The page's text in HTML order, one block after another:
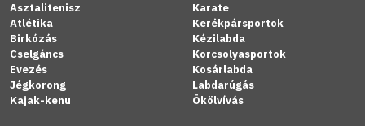
Asztalitenisz
Atlétika
Birkózás
Cselgáncs
Evezés
Jégkorong
Kajak-kenu
Karate
Kerékpársportok
Kézilabda
Korcsolyasportok
Kosárlabda
Labdarúgás
Ökölvívás